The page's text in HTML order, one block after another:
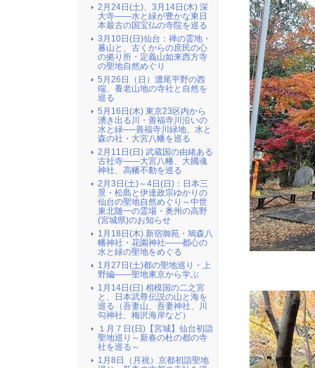
2月24日(土)、3月14日(木) 深
大寺――水と緑が豊かな東日
本最古の国宝仏の寺院を巡る
3月10日(日)仙台：禅の霊地・
蕃山と、古くからの庶民の心
の拠り所・定義山如来西方寺
の聖地自然めぐり
5月26日（日）濃尾平野の西
端、養老山地の寺社と自然を
巡る
5月16日(木) 東京23区内から
湧き出る川・善福寺川沿いの
水と緑──善福寺川緑地、水と
森の社・大宮八幡を巡る
2月11日(日) 武蔵国の由緒ある
古社寺――大宮八幡、大國魂
神社、高幡不動を巡る
2月3日(土)～4日(日)：日本三
景・松島と伊達政宗ゆかりの
仙台の聖地自然めぐり～中世
東北随一の霊場・奥州の高野
(宮城県)のお知らせ
1月18日(木) 新宿御苑・鳩森八
幡神社・花園神社――都心の
水と緑の聖地をめぐる
1月27日(土)都の聖地巡り・上
野編――聖地東京から学ぶ
1月14日(日) 相模国の二之宮
と、日本武尊伝説の山と海を
巡る（吾妻山、吾妻神社、川
勾神社、梅沢海岸など）
１月７日(日)【宮城】仙台初詣
聖地巡り～新春の杜の都の寺
社を巡る～
1月8日（月祝）京都初詣聖地